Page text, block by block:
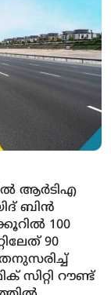
ആര്‍ടിഎ
ബിന്‍
100
90
റൗണ്ട്